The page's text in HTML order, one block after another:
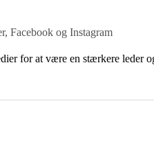
Facebook og Instagram
for at være en stærkere leder